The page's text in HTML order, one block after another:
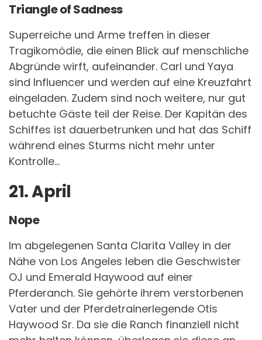
Triangle of Sadness
Superreiche und Arme treffen in dieser
Tragikomödie, die einen Blick auf menschliche
Abgründe wirft, aufeinander. Carl und Yaya
sind Influencer und werden auf eine Kreuzfahrt
eingeladen. Zudem sind noch weitere, nur gut
betuchte Gäste teil der Reise. Der Kapitän des
Schiffes ist dauerbetrunken und hat das Schiff
während eines Sturms nicht mehr unter
Kontrolle…
21. April
Nope
Im abgelegenen Santa Clarita Valley in der
Nähe von Los Angeles leben die Geschwister
OJ und Emerald Haywood auf einer
Pferderanch. Sie gehörte ihrem verstorbenen
Vater und der Pferdetrainerlegende Otis
Haywood Sr. Da sie die Ranch finanziell nicht